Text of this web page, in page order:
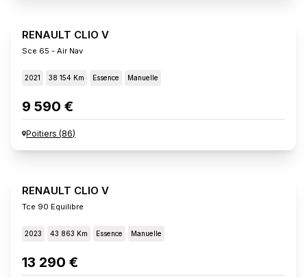
RENAULT CLIO V
Sce 65 - Air Nav
2021 38 154 Km Essence Manuelle
9 590 €
Poitiers (86)
RENAULT CLIO V
Tce 90 Equilibre
2023 43 863 Km Essence Manuelle
13 290 €